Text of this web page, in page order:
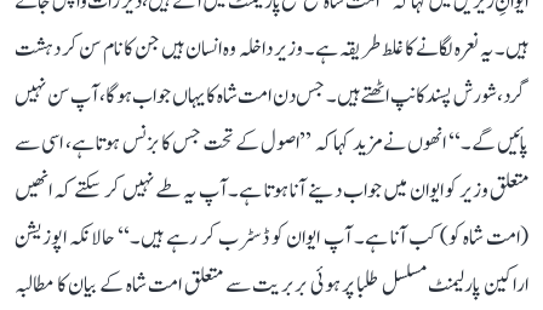
ہیں۔ یہ نعرہ لگانے کا غلط طریقہ ہے۔ وزیر داخلہ وہ انسان ہیں جن کا نام سن کر دہشت
گرد، شورش پسند کانپ اٹھتے ہیں۔ جس دن امت شاہ کا یہاں جواب ہوگا، آپ سن نہیں
پائیں گے۔‘‘ انھوں نے مزید کہا کہ ’’اصول کے تحت جس کا بزنس ہوتا ہے، اسی سے
متعلق وزیر کو ایوان میں جواب دینے آنا ہوتا ہے۔ آپ یہ طے نہیں کر سکتے کہ انھیں
(امت شاہ کو) کب آنا ہے۔ آپ ایوان کو ڈسٹرب کر رہے ہیں۔‘‘ حالانکہ اپوزیشن
اراکین پارلیمنٹ مسلسل طلبا پر ہوئی بربریت سے متعلق امت شاہ کے بیان کا مطالبہ